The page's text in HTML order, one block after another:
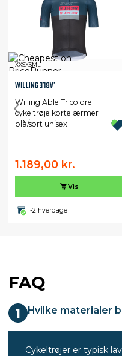
XXSXSM L
Willing Able Tricolore
cykeltrøje korte ærmer
blå/sort unisex
1.189,00 kr.
Vis
1-2 hverdage
FAQ
1 Hvilke materialer
Cykeltrøjer er typisk